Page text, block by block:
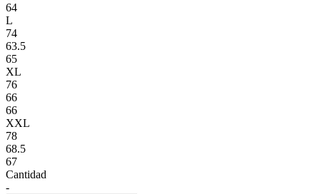
64
L
74
63.5
65
XL
76
66
66
XXL
78
68.5
67
Cantidad
-